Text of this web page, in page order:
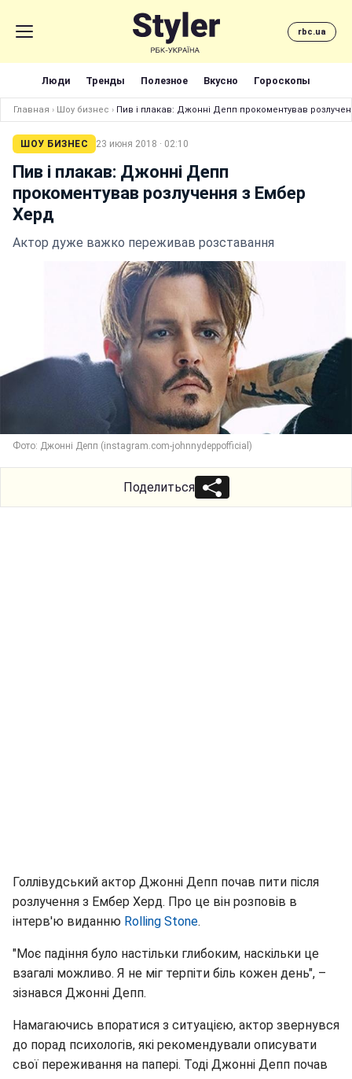
rbc.ua
Люди Тренды Полезное Вкусно Гороскопы
Главная › Шоу бизнес › Пив і плакав: Джонні Депп прокоментував
ШОУ БИЗНЕС 23 июня 2018 · 02:10
Пив і плакав: Джонні Депп
прокоментував розлучення з Ембер
Херд
Актор дуже важко переживав розставання
Фото: Джонні Депп (instagram.com-johnnydeppofficial)
Поделиться
Голлівудський актор Джонні Депп почав пити після
розлучення з Ембер Херд. Про це він розповів в
інтерв'ю виданню Rolling Stone.
"Моє падіння було настільки глибоким, наскільки це
взагалі можливо. Я не міг терпіти біль кожен день", –
зізнався Джонні Депп.
Намагаючись впоратися з ситуацією, актор звернувся
до порад психологів, які рекомендували описувати
свої переживання на папері. Тоді Джонні Депп почав